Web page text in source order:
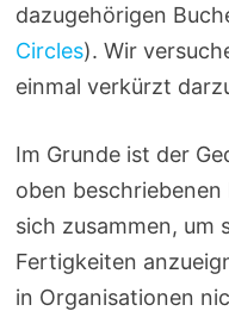
dazugehörigen
Circles). Wir
einmal verkürzt
Im Grunde ist der
oben
sich zusammen, um
Fertigkeiten
in Organisationen